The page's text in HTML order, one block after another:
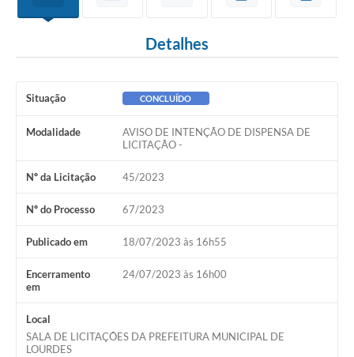
QUESTIONÁRIO PPA 2026/2029, LDO 2026 e LOA 2026
ORÇAMENTO PARTICIPATIVO MUNICIPAL 2025
Ouvidoria
Meio Ambiente
PPA
Detalhes
Situação CONCLUÍDO
Modalidade
AVISO DE INTENÇÃO DE DISPENSA DE
LICITAÇÃO -
Nº da Licitação 45/2023
Nº do Processo 67/2023
Publicado em 18/07/2023 às 16h55
Encerramento
em
24/07/2023 às 16h00
Local
SALA DE LICITAÇÕES DA PREFEITURA MUNICIPAL DE
LOURDES